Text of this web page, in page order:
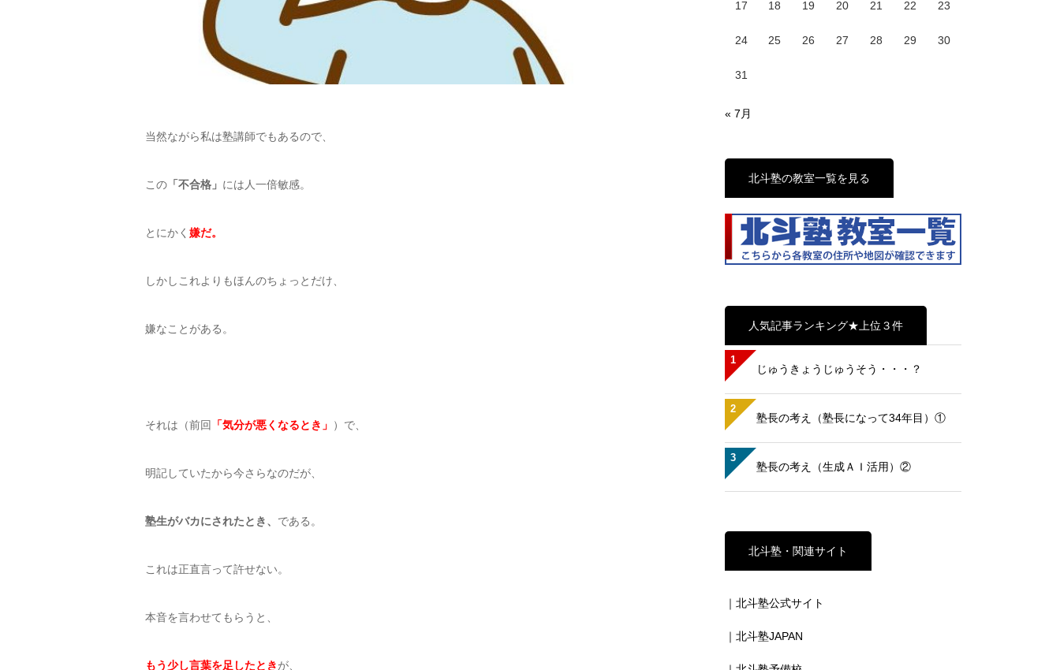
当然ながら私は塾講師でもあるので、
この 「不合格」 には人一倍敏感。
とにかく 嫌だ。
しかしこれよりもほんのちょっとだけ、
嫌なことがある。
それは（前回 「気分が悪くなるとき」 ）で、
明記していたから今さらなのだが、
塾生がバカにされたとき、 である。
これは正直言って許せない。
本音を言わせてもらうと、
もう少し言葉を足したときが、
17 18 19 20 21 22 23
24 25 26 27 28 29 30
31
« 7月
北斗塾の教室一覧を見る
人気記事ランキング★上位３件
1
じゅうきょうじゅうそう・・・？
2
塾長の考え（塾長になって34年目）①
3
塾長の考え（生成ＡＩ活用）②
北斗塾・関連サイト
｜北斗塾公式サイト
｜北斗塾JAPAN